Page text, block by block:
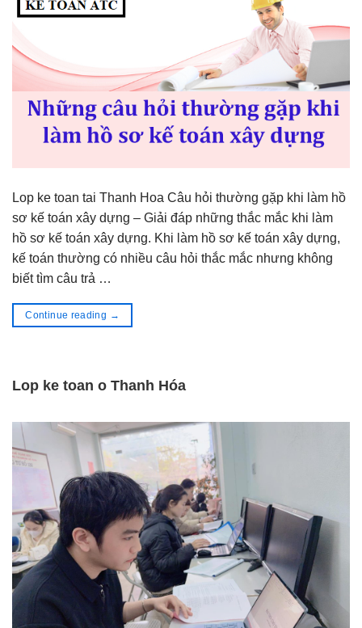
Lop ke toan tai Thanh Hoa Câu hỏi thường gặp khi làm hồ
sơ kế toán xây dựng – Giải đáp những thắc mắc khi làm
hồ sơ kế toán xây dựng. Khi làm hồ sơ kế toán xây dựng,
kế toán thường có nhiều câu hỏi thắc mắc nhưng không
biết tìm câu trả …
Continue reading →
Lop ke toan o Thanh Hóa